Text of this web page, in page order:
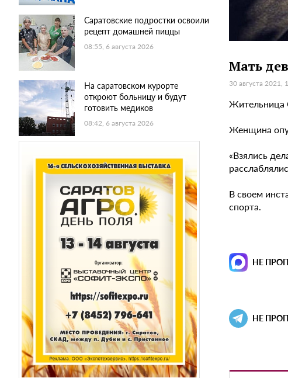
Саратовские подростки освоили
рецепт домашней пиццы
08:55, 6 августа 2026
На саратовском курорте
откроют больницу и будут
готовить медиков
08:42, 6 августа 2026
Мать
30 августа 2021,
Жительница
Женщина
«Взялись
В своем
спорта.
НЕ
НЕ